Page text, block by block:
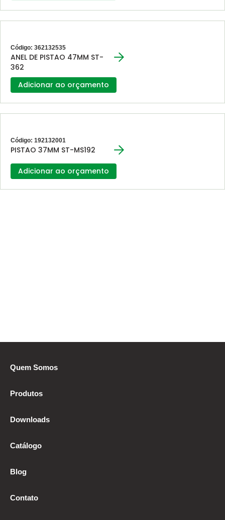
Código: 362132535
ANEL DE PISTAO 47MM ST-
362
Adicionar ao orçamento
Código: 192132001
PISTAO 37MM ST-MS192
Adicionar ao orçamento
Quem Somos
Produtos
Downloads
Catálogo
Blog
Contato